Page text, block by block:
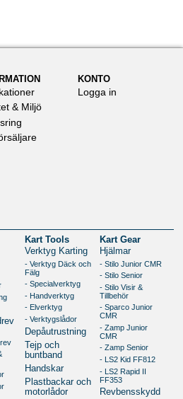
KONTO
Logga in
& Miljö
Kart Tools
Verktyg Karting
- Verktyg Däck och
Fälg
- Specialverktyg
- Handverktyg
- Elverktyg
- Verktygslådor
Depåutrustning
Tejp och
buntband
Handskar
Plastbackar och
motorlådor
Kart Gear
Hjälmar
- Stilo Junior CMR
- Stilo Senior
- Stilo Visir &
Tillbehör
- Sparco Junior
CMR
- Zamp Junior
CMR
- Zamp Senior
- LS2 Kid FF812
- LS2 Rapid II
FF353
Revbensskydd